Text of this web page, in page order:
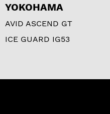
YOKOHAMA
AVID ASCEND GT
ICE GUARD IG53